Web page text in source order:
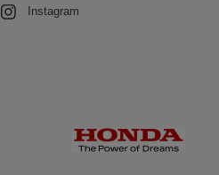
Instagram